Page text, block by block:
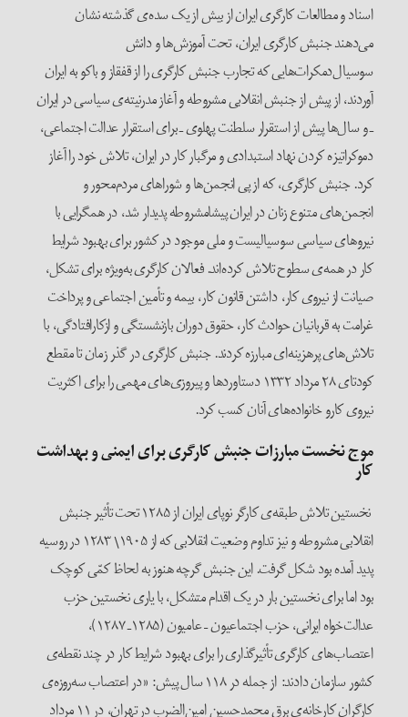
اسناد و مطالعات کارگری ایران از بیش از یک سده‌ی گذشته نشان
می‌دهند جنبش کارگری ایران، تحت آموزش‌ها و دانش
سوسیال‌دمکرات‌هایی که تجارب جنبش کارگری را از قفقاز و باکو به ایران
آوردند، از پیش از جنبش انقلابی مشروطه و آغاز مدرنیته‌ی سیاسی در ایران
ـ و سال‌ها پیش از استقرار سلطنت پهلوی ـ برای استقرار عدالت اجتماعی،
دموکراتیزه کردن نهاد استبدادی و مرگبار کار در ایران، تلاش خود را آغاز
کرد. جنبش کارگری، که از پی انجمن‌ها و شوراهای مردم‌محور و
انجمن‌های متنوع زنان در ایران پیشامشروطه پدیدار شد، در همگرایی با
نیروهای سیاسی سوسیالیست و ملی موجود در کشور برای بهبود شرایط
کار در همه‌ی سطوح تلاش کرده‌اند. فعالان کارگری به‌ویژه برای تشکل،
صیانت از نیروی کار، داشتن قانون کار، بیمه و تأمین اجتماعی و پرداخت
غرامت به قربانیان حوادث کار، حقوق دوران بازنشستگی و ازکارافتادگی، با
تلاش‌های پرهزینه‌ای مبارزه کردند. جنبش کارگری در گذر زمان تا مقطع
کودتای ۲۸ مرداد ۱۳۳۲ دستاوردها و پیروزی‌های مهمی را برای اکثریت
نیروی کارو خانواده‌های آنان کسب کرد.
موج نخست مبارزات جنبش کارگری برای ایمنی و بهداشت
کار
نخستین تلاش طبقه‌ی کارگر نوپای ایران از ۱۲۸۵ تحت تأثیر جنبش
انقلابی مشروطه و نیز تداوم وضعیت انقلابی که از ۱۹۰۵\ ۱۲۸۳ در روسیه
پدید آمده بود شکل گرفت. این جنبش گرچه هنوز به لحاظ کمّی کوچک
بود اما برای نخستین بار در یک اقدام متشکل، با یاری نخستین حزب
عدالت‌خواه ایرانی، حزب اجتماعیون – عامیون (۱۲۸۵ـ ۱۲۸۷)،
اعتصاب‌های کارگری تأثیرگذاری را برای بهبود شرایط کار در چند نقطه‌ی
کشور سازمان دادند: از جمله در ۱۱۸ سال پیش: «در اعتصاب سه‌روزه‌ی
کارگران کارخانه‌ی برق محمدحسین امین‌الضرب در تهران، در ۱۱ مرداد